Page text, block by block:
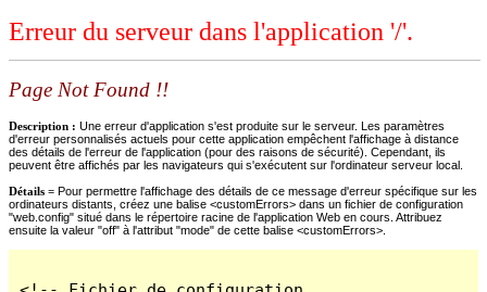
Erreur du serveur dans l'application '/'.
Page Not Found !!
Description : Une erreur d'application s'est produite sur le serveur. Les paramètres
d'erreur personnalisés actuels pour cette application empêchent l'affichage à distance
des détails de l'erreur de l'application (pour des raisons de sécurité). Cependant, ils
peuvent être affichés par les navigateurs qui s'exécutent sur l'ordinateur serveur local.
Détails = Pour permettre l'affichage des détails de ce message d'erreur spécifique sur les
ordinateurs distants, créez une balise <customErrors> dans un fichier de configuration
"web.config" situé dans le répertoire racine de l'application Web en cours. Attribuez
ensuite la valeur "off" à l'attribut "mode" de cette balise <customErrors>.